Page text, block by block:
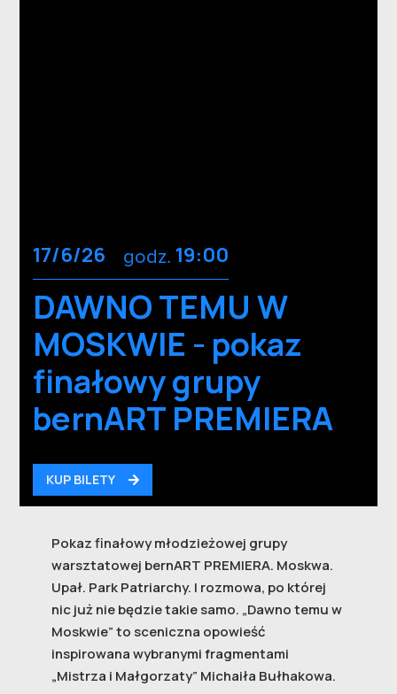
17/6/26 godz. 19:00
DAWNO TEMU W
MOSKWIE - pokaz
finałowy grupy
bernART PREMIERA
KUP BILETY
Pokaz finałowy młodzieżowej grupy
warsztatowej bernART PREMIERA. Moskwa.
Upał. Park Patriarchy. I rozmowa, po której
nic już nie będzie takie samo. „Dawno temu w
Moskwie” to sceniczna opowieść
inspirowana wybranymi fragmentami
„Mistrza i Małgorzaty” Michaiła Bułhakowa.